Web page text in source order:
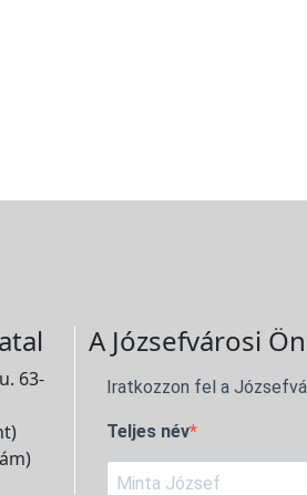
63-
A Józsefvárosi
Iratkozzon fel a
Teljes név